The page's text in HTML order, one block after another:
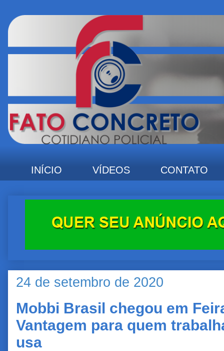
INÍCIO VÍDEOS CONTATO
24 de setembro de 2020
Mobbi Brasil chegou em
Vantagem para quem
usa